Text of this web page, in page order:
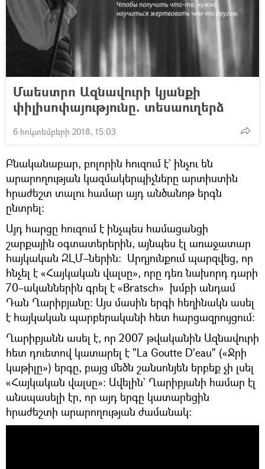
Մաեստրո Ազնավուրի կյանքի
փիլիսոփայությունը. տեսաուղերձ
6 հոկտեմբերի 2018, 15:03
Բնականաբար, բոլորին հուզում է` ինչու են
արարողության կազմակերպիչները արտիստին
հրաժեշտ տալու համար այդ անծանոթ երգն
ընտրել։
Այդ հարցը հուզում է ինչպես համացանցի
շարքային օգտատերերին, այնպես էլ առաջատար
հայկական ԶԼՄ–ներին։ Արդյունքում պարզվեց, որ
հնչել է «Հայկական վալսը», որը դեռ նախորդ դարի
70–ականներին գրել է «Bratsch» խմբի անդամ
Դան Ղարիբյանը։ Այս մասին երգի հեղինակն ասել
է հայկական պարբերականի հետ հարցազրույցում։
Ղարիբյանն ասել է, որ 2007 թվականին Ազնավուրի
հետ դուետով կատարել է "La Goutte D'eau" («Ջրի
կաթիլը») երգը, բայց մեծն շանսոնյեն երբեք չի լսել
«Հայկական վալսը»։ Ավելին` Ղարիբյանի համար էլ
անսպասելի էր, որ այդ երգը կատարեցին
հրաժեշտի արարողության ժամանակ։